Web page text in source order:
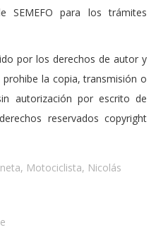
SEMEFO para los trámites
por los derechos de autor y
la copia, transmisión o
autorización por escrito de
reservados copyright
, Motociclista, Nicolás